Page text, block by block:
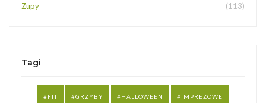
Zupy (113)
Tagi
FIT GRZYBY HALLOWEEN IMPREZOWE